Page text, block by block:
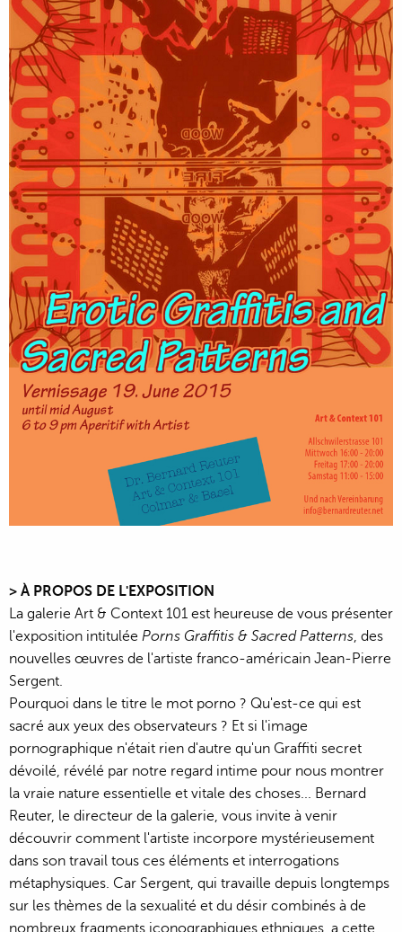
> À PROPOS DE L'EXPOSITION
La galerie Art & Context 101 est heureuse de vous présenter
l'exposition intitulée Porns Graffitis & Sacred Patterns, des
nouvelles œuvres de l'artiste franco-américain Jean-Pierre
Sergent.
Pourquoi dans le titre le mot porno ? Qu'est-ce qui est
sacré aux yeux des observateurs ? Et si l'image
pornographique n'était rien d'autre qu'un Graffiti secret
dévoilé, révélé par notre regard intime pour nous montrer
la vraie nature essentielle et vitale des choses... Bernard
Reuter, le directeur de la galerie, vous invite à venir
découvrir comment l'artiste incorpore mystérieusement
dans son travail tous ces éléments et interrogations
métaphysiques. Car Sergent, qui travaille depuis longtemps
sur les thèmes de la sexualité et du désir combinés à de
nombreux fragments iconographiques ethniques, a cette